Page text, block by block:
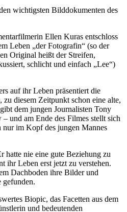
wichtigsten Bilddokumenten des
Ellen Kuras entschloss
Leben „der Fotografin“ (so der
Original heißt der Streifen,
schlicht und einfach „Lee“)
auf ihr Leben präsentiert die
zu diesem Zeitpunkt schon eine alte,
dem jungen Journalisten Tony
und am Ende des Filmes stellt sich
nur im Kopf des jungen Mannes
hatte nie eine gute Beziehung zu
ihr Leben erst jetzt zu verstehen.
Dachboden ihre Bilder und
gefunden.
Biopic, das Facetten aus dem
und bedeutenden